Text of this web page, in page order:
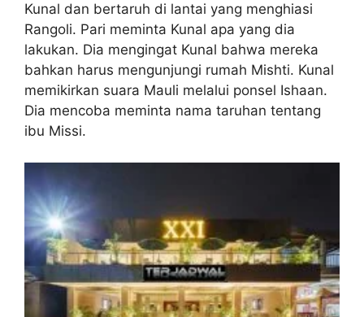
Kunal dan bertaruh di lantai yang menghiasi
Rangoli. Pari meminta Kunal apa yang dia
lakukan. Dia mengingat Kunal bahwa mereka
bahkan harus mengunjungi rumah Mishti. Kunal
memikirkan suara Mauli melalui ponsel Ishaan.
Dia mencoba meminta nama taruhan tentang
ibu Missi.